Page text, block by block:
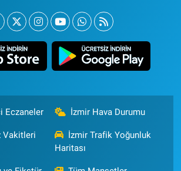
Eczaneler İzmir Hava Durumu
Vakitleri
İzmir Trafik Yoğunluk
Haritası